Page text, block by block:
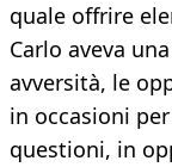
quale offrire
Carlo aveva
avversità, le
in occasioni
questioni, in